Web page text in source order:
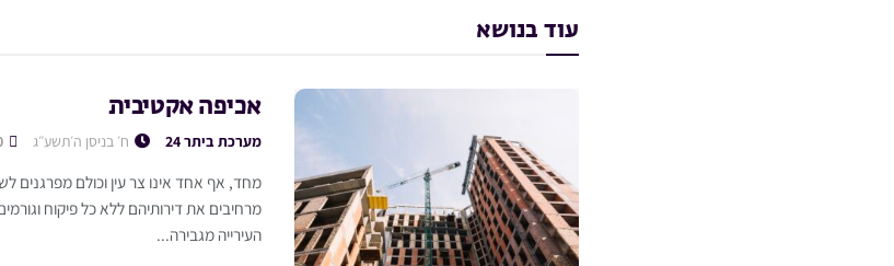
עוד בנושא
אכיפה אקטיבית
מערכת ביתר 24 ח׳ בניסן ה׳תשע״ג
מחד, אף אחד אינו צר עין וכולם מפרגנים
מרחיבים את דירותיהם ללא כל פיקוח
העירייה מגבירה...